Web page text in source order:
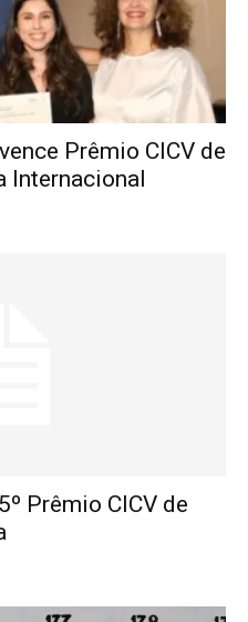
Prêmio CICV de
Internacional
Prêmio CICV de